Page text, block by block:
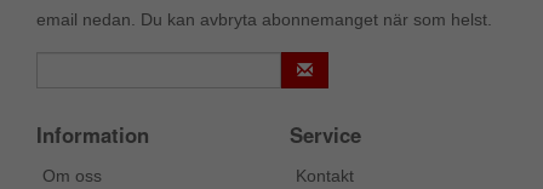
email nedan. Du kan avbryta abonnemanget när som helst.
Information
Om oss
Service
Kontakt